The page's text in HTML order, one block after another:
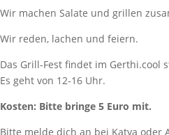
Wir machen Salate und grillen
Wir reden, lachen und feiern.
Das Grill-Fest findet im Gerthi.cool
Es geht von 12-16 Uhr.
Kosten: Bitte bringe 5 Euro mit.
Bitte melde dich an bei Katya oder